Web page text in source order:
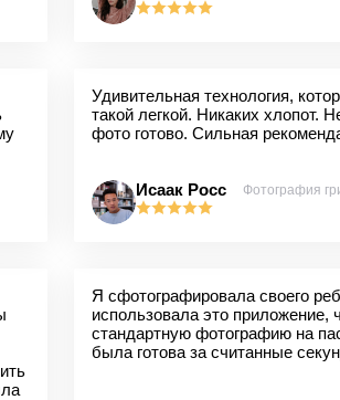
Удивительная технология,
такой легкой. Никаких хлопот.
фото готово. Сильная
Исаак Росс Фотография
Я сфотографировала своего
использовала это приложение,
стандартную фотографию на
была готова за считанные